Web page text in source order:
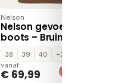
Nelson
Nelson gevoerde
boots – Bruin
38 39 40
+2
vanaf
€ 69,99